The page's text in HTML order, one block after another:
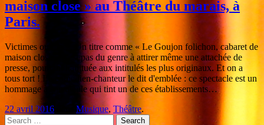
maison close » au Théâtre du marais, à
Paris.
Victimes oubliées. Un titre comme « Le Goujon folichon, cabaret de
maison close » n'est pas du genre à attirer même une attachée de
presse, pourtant habituée aux intitulés les plus originaux. Et on a
tous tort ! Le comédien-chanteur le dit d'emblée : ce spectacle est un
hommage à son aïeule qui tint un de ces établissements…
22 avril 2016
Musique, Théâtre.
Search